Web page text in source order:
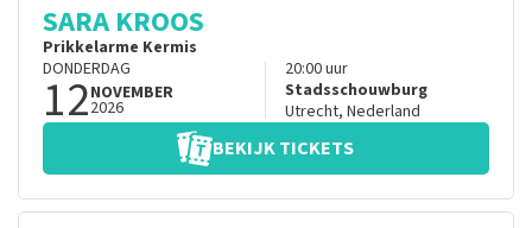
SARA KROOS
Prikkelarme Kermis
DONDERDAG
12NOVEMBER
2026
20:00uur
Stadsschouwburg
Utrecht, Nederland
BEKIJK TICKETS